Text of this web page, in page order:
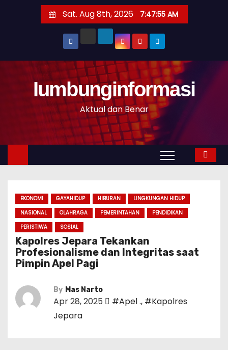
t
n
Sat. Aug 8th, 2026 7:47:56 AM
Iumbunginformasi
Aktual dan Benar
EKONOMI GAYAHIDUP HIBURAN
LINGKUNGAN HIDUP
NASIONAL
OLAHRAGA PEMERINTAHAN
PENDIDIKAN
PERISTIWA
SOSIAL
Kapolres Jepara Tekankan
Profesionalisme dan Integritas saat
Pimpin Apel Pagi
By Mas Narto
Apr 28, 2025 #Apel ., #Kapolres
Jepara